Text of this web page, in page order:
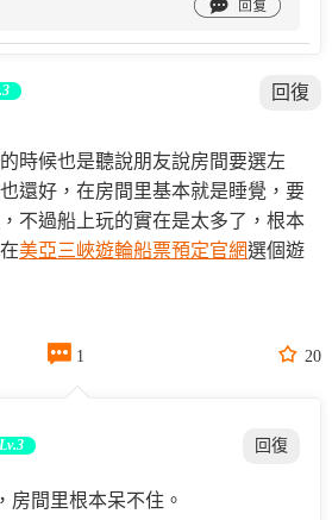

回復
時候也是聽說朋友說房間要選左
還好，在房間里基本就是睡覺，要
不過船上玩的實在是太多了，根本
美亞三峽遊輪船票預定官網選個遊
 1  20
Lv.3 回復
房間里根本呆不住。